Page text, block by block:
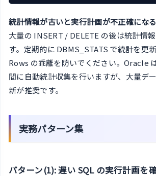
統計情報が古いと実行計画が不正確になる
大量の INSERT / DELETE の後は統計情
す。定期的に DBMS_STATS で統計を更
Rows の乖離を防いでください。Oracle
間に自動統計収集を行いますが、大量デ
新が推奨です。
実務パターン集
パターン(1): 遅い SQL の実行計画を